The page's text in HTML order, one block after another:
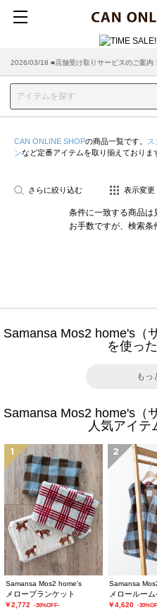
2026/07/29 ■【お知らせ】ヤマト運輸の配送
2026/03/18 ■店舗受け取りサービスのご案内
CAN ONLINE SHOPの商品一覧です。 ス
ンなど定番アイテムを取り揃えておりま
さらに絞り込む 表示変更
条件に一致する商品は
お手数ですが、検索条
Samansa Mos2 home's（
を使っ
もっ
Samansa Mos2 home's（
人気アイテ
1
Samansa Mos2 home's
メローブランケット
￥2,772 -30%OFF-
2
Samansa
メロールーム
￥4,620 -